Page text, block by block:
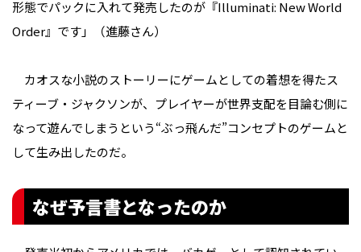
形態でパックに入れて発売したのが『Illuminati: New World
Order』です」（進藤さん）
カオスな小説のストーリーにゲームとしての着想を得たス
ティーブ・ジャクソンが、プレイヤーが世界支配を目論む側に
なって遊んでしまうという“ぶっ飛んだ”コンセプトのゲームと
して生み出したのだ。
なぜ予言書となったのか